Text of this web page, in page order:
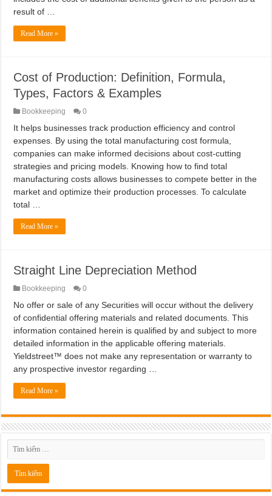
result of …
Read More »
Cost of Production: Definition, Formula,
Types, Factors & Examples
Bookkeeping 0
It helps businesses track production efficiency and control
expenses. By using the total manufacturing cost formula,
companies can make informed decisions about cost-cutting
strategies and pricing models. Knowing how to find total
manufacturing costs allows businesses to compete better in the
market and optimize their production processes. To calculate
total …
Read More »
Straight Line Depreciation Method
Bookkeeping 0
No offer or sale of any Securities will occur without the delivery
of confidential offering materials and related documents. This
information contained herein is qualified by and subject to more
detailed information in the applicable offering materials.
Yieldstreet™ does not make any representation or warranty to
any prospective investor regarding …
Read More »